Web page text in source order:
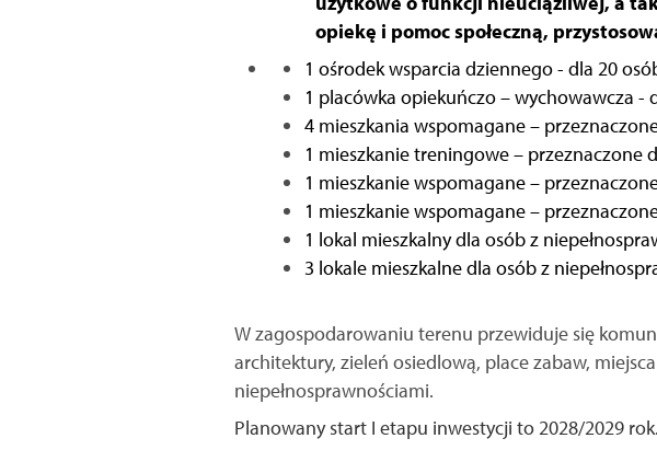
opiekę i pomoc społeczną,
1 ośrodek wsparcia dziennego - dla 20
1 placówka opiekuńczo – wychowawcza -
4 mieszkania wspomagane –
1 mieszkanie treningowe – przeznaczone
1 mieszkanie wspomagane –
1 mieszkanie wspomagane –
1 lokal mieszkalny dla osób z
3 lokale mieszkalne dla osób z
W zagospodarowaniu terenu przewiduje się
architektury, zieleń osiedlową, place zabaw,
niepełnosprawnościami.
Planowany start I etapu inwestycji to 2028/2029 rok.